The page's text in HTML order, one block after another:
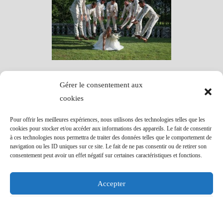
Gérer le consentement aux
cookies
Pour offrir les meilleures expériences, nous utilisons des technologies telles que les
cookies pour stocker et/ou accéder aux informations des appareils. Le fait de consentir
à ces technologies nous permettra de traiter des données telles que le comportement de
navigation ou les ID uniques sur ce site. Le fait de ne pas consentir ou de retirer son
consentement peut avoir un effet négatif sur certaines caractéristiques et fonctions.
Accepter